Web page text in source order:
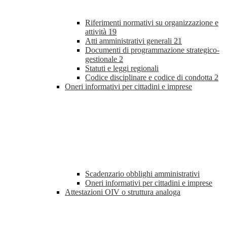
Riferimenti normativi su organizzazione e
attività 19
Atti amministrativi generali 21
Documenti di programmazione strategico-
gestionale 2
Statuti e leggi regionali
Codice disciplinare e codice di condotta 2
Oneri informativi per cittadini e imprese
Scadenzario obblighi amministrativi
Oneri informativi per cittadini e imprese
Attestazioni OIV o struttura analoga